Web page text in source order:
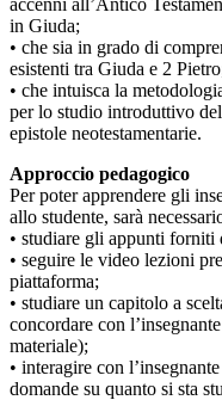
in Giuda;
• che sia in grado di
esistenti tra Giuda e 2
• che intuisca la
per lo studio introduttivo
epistole neotestamentarie.
Approccio pedagogico
Per poter apprendere gli
allo studente, sarà
• studiare gli appunti forniti
• seguire le video lezioni
piattaforma;
• studiare un capitolo a
concordare con
materiale);
• interagire con
domande su quanto si sta